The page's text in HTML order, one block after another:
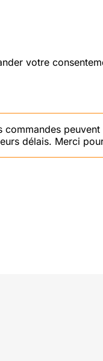
votre
délais. Merci